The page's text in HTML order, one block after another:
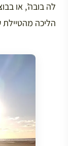
לה בובה’, או
הליכה מהטיילת